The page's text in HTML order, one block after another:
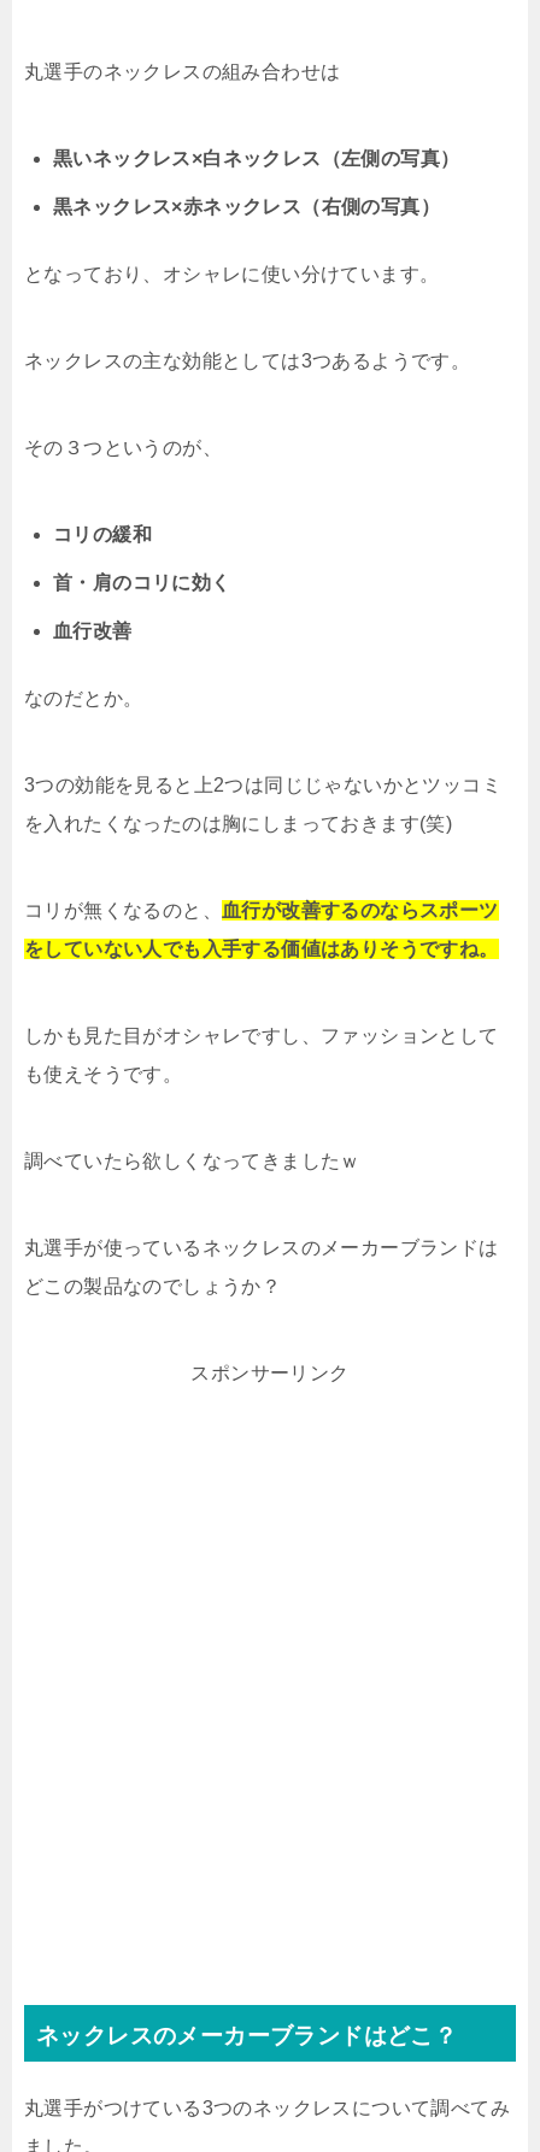
丸選手のネックレスの組み合わせは
黒いネックレス×白ネックレス（左側の写真）
黒ネックレス×赤ネックレス（右側の写真）
となっており、オシャレに使い分けています。
ネックレスの主な効能としては3つあるようです。
その３つというのが、
コリの緩和
首・肩のコリに効く
血行改善
なのだとか。
3つの効能を見ると上2つは同じじゃないかとツッコミ
を入れたくなったのは胸にしまっておきます(笑)
コリが無くなるのと、
血行が改善するのならスポーツ
をしていない人でも入手する価値はありそうですね。
しかも見た目がオシャレですし、ファッションとして
も使えそうです。
調べていたら欲しくなってきましたｗ
丸選手が使っているネックレスのメーカーブランドは
どこの製品なのでしょうか？
スポンサーリンク
ネックレスのメーカーブランドはどこ？
丸選手がつけている3つのネックレスについて調べてみ
ました。